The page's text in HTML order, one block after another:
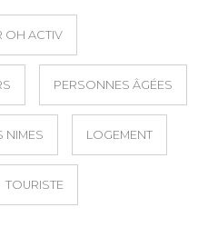
OH ACTIV
PERSONNES ÂGÉES
NIMES LOGEMENT
TOURISTE